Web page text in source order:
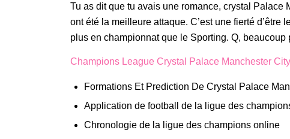
Tu as dit que tu avais une romance, crystal
ont été la meilleure attaque. C’est une fierté
plus en championnat que le Sporting. Q,
Champions League Crystal Palace Manchester
Formations Et Prediction De Crystal Palace
Application de football de la ligue des
Chronologie de la ligue des champions online